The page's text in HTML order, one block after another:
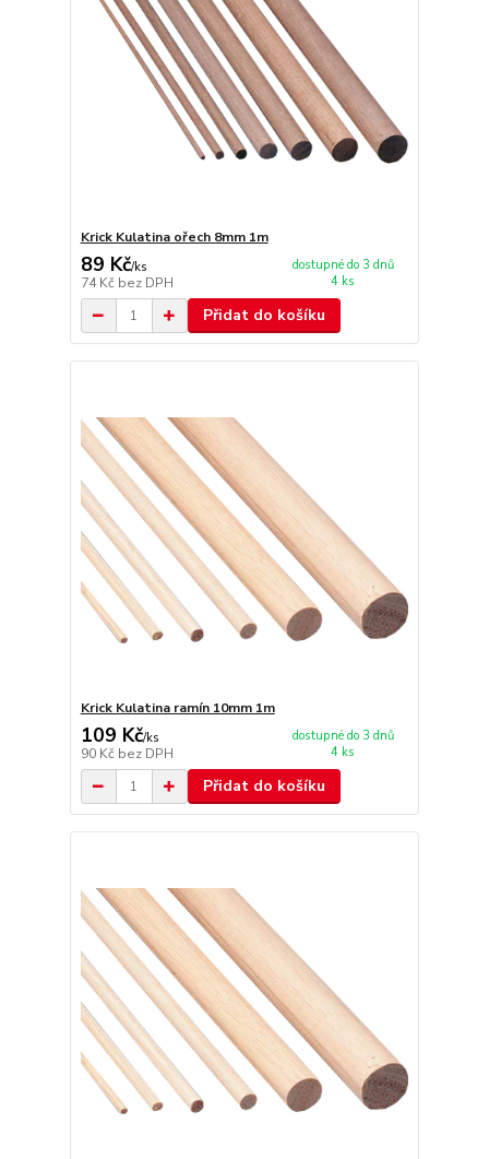
Krick Kulatina ořech 8mm 1m
89 Kč/ks
74 Kč bez DPH
dostupné do 3 dnů
4 ks
Přidat do košíku
Krick Kulatina ramín 10mm 1m
109 Kč/ks
90 Kč bez DPH
dostupné do 3 dnů
4 ks
Přidat do košíku